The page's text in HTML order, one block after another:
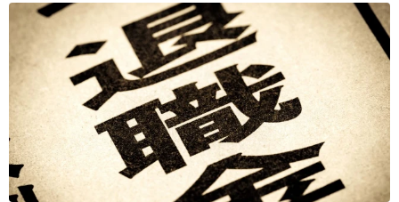
6/8
普段の「お散歩」には興味ないけど、「山道」ではこの笑顔☆ 車でのお
出かけも大好きなのだそうです（提供：☆柴犬タップ☆さん）